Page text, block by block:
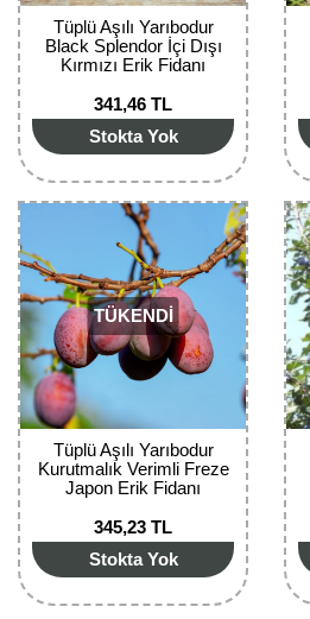
Tüplü Aşılı Yarıbodur
Black Splendor İçi Dışı
Kırmızı Erik Fidanı
341,46 TL
Stokta Yok
TÜKENDİ
Tüplü Aşılı Yarıbodur
Kurutmalık Verimli Freze
Japon Erik Fidanı
345,23 TL
Stokta Yok
Nadir Çeşit Meyveler
Nar Fidanı
Narenciye Fidanları
Nektarin Fidanı
Papaya Fidanı
Pepino Fidanı
Pitaya Fidanı
Şeftali Fidanı
Trabzon Hurması Fidanı
Üzüm Fidanı
Vişne Fidanı
Yaban Mersini Fidanı